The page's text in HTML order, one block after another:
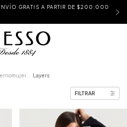
GRATIS A PARTIR DE $200.000
Layers
FILTRAR